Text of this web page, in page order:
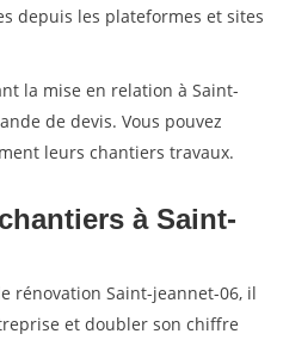
depuis les plateformes et sites
la mise en relation à Saint-
de devis. Vous pouvez
leurs chantiers travaux.
à Saint-
rénovation Saint-jeannet-06, il
et doubler son chiffre